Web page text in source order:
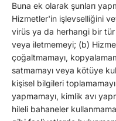
Buna ek olarak şunları
Hizmetler'in işlevselliğini
virüs ya da herhangi bir
veya iletmemeyi; (b)
çoğaltmamayı,
satmamayı veya kötüye
kişisel bilgileri
yapmamayı, kimlik avı
hileli bahaneler